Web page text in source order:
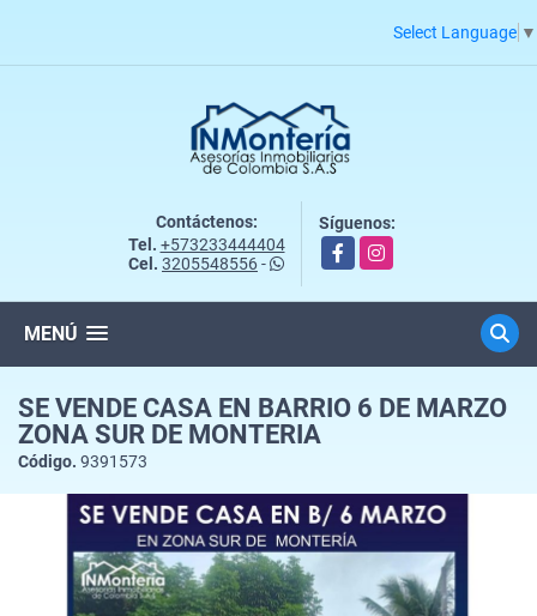
Select Language ▼
Contáctenos:
Tel. +573233444404
Cel. 3205548556-
Síguenos:
FacebookInstagram
MENÚ
SE VENDE CASA EN BARRIO 6 DE MARZO
ZONA SUR DE MONTERIA
Código. 9391573